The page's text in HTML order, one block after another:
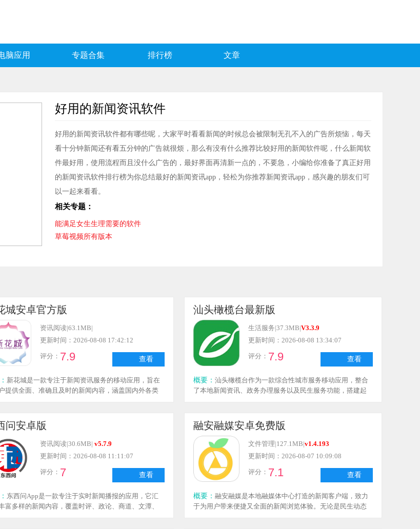
脑应用 专题合集 排行榜 文章
好用的新闻资讯软件
好用的新闻资讯软件都有哪些呢，大家平时看看新闻的时候总会被限制无孔不入的广告所烦恼，每天
看十分钟新闻还有看五分钟的广告就很烦，那么有没有什么推荐比较好用的新闻软件呢，什么新闻软
件最好用，使用流程而且没什么广告的，最好界面再清新一点的，不要急，小编给你准备了真正好用
的新闻资讯软件排行榜为你总结最好的新闻资讯app，轻松为你推荐新闻资讯app，感兴趣的朋友们可
以一起来看看。
相关专题：
能满足女生生理需要的软件
草莓视频所有版本
城安卓官方版
查看
资讯阅读|63.1MB|
更新时间：2026-08-08 17:42:12
评分： 7.9
新花城是一款专注于新闻资讯服务的移动应用，旨在
提供全面、准确且及时的新闻内容，涵盖国内外各类
汕头橄榄台最新版
查看
生活服务|37.3MB|V3.3.9
更新时间：2026-08-08 13:34:07
评分： 7.9
概要： 汕头橄榄台作为一款综合性城市服务移动应用，整合
了本地新闻资讯、政务办理服务以及民生服务功能，搭建起
支持文化生活信息查询、党政机关应急通知与权威公告获
取，以及电子商务活动参与。通过整合城市管理资源，该应
用有效畅通了信息传递与公共服务的线上渠道。
问安卓版
查看
资讯阅读|30.6MB| v5.7.9
更新时间：2026-08-08 11:11:07
评分： 7
东西问App是一款专注于实时新闻播报的应用，它汇
富多样的新闻内容，覆盖时评、政论、商道、文潭、
融安融媒安卓免费版
查看
文件管理|127.1MB|v1.4.193
更新时间：2026-08-07 10:09:08
评分： 7.1
概要： 融安融媒是本地融媒体中心打造的新闻客户端，致力
于为用户带来便捷又全面的新闻浏览体验。无论是民生动态